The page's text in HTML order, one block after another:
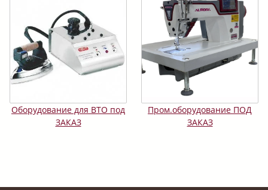
Оборудование для ВТО под
ЗАКАЗ
Пром.оборудование ПОД
ЗАКАЗ